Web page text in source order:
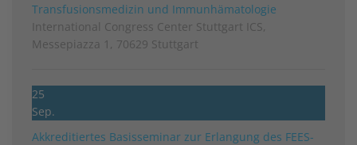
Transfusionsmedizin und Immunhämatologie
International Congress Center Stuttgart ICS,
Messepiazza 1, 70629 Stuttgart
25
Sep.
Akkreditiertes Basisseminar zur Erlangung des FEES-